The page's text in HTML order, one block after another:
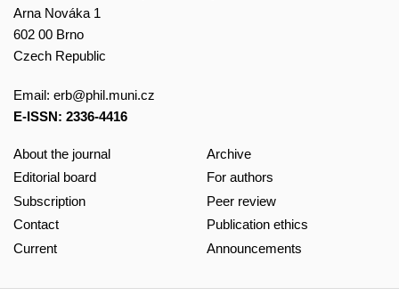
Arna Nováka 1
602 00 Brno
Czech Republic
Email: erb@phil.muni.cz
E-ISSN: 2336-4416
About the journal
Editorial board
Subscription
Contact
Current
Archive
For authors
Peer review
Publication ethics
Announcements